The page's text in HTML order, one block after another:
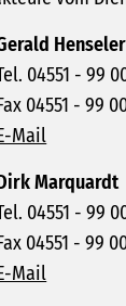
Henseler
04551 - 99
04551 - 99
Mail
Marquardt
04551 - 99
04551 - 99
Mail